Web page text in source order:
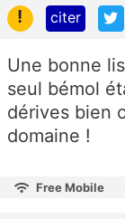
!
citer
Une bonne
seul bémol
dérives bien
domaine !
Free Mobile